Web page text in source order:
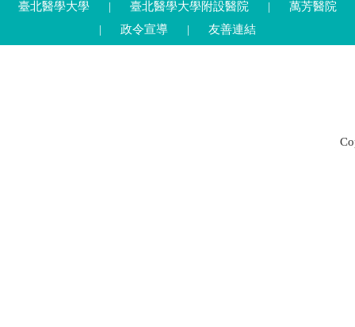
臺北醫學大學 | 臺北醫學大學附設醫院 |
萬芳醫院
|
政令宣導 | 友善連結